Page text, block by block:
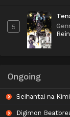
5
Ongoing
Seihantai na
Digimon